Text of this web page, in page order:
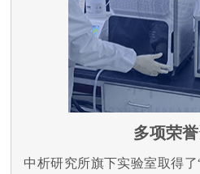
多项荣
中析研究所旗下实验室取得